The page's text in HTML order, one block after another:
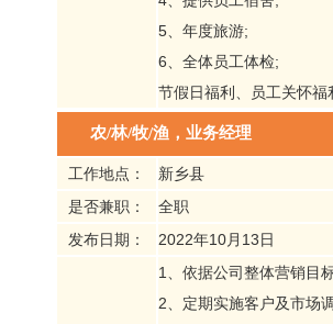
5、年度旅游;
6、全体员工体检;
节假日福利、员工关怀福
农/林/牧/渔，业务经理
工作地点： 新乡县
是否兼职：
全职
发布日期：
2022年10月13日
1、依据公司整体营销目
2、定期实施客户及市场